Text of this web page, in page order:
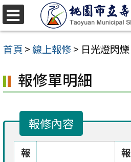
跳
至
主
內
容
首頁 >線上報修> 日光燈閃爍
報修單明細
報修內容
報
報
選
單